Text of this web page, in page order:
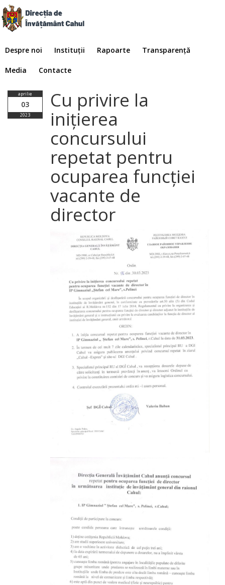
Despre noi Instituții Rapoarte Transparență
Media Contacte
aprilie
03
2023
Cu privire la
inițierea
concursului
repetat pentru
ocuparea funcției
vacante de
director